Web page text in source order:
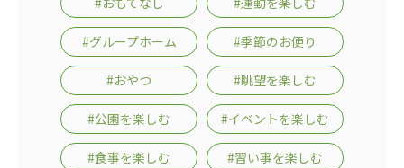
#グループホーム #季節のお便り
#おやつ #眺望を楽しむ
#公園を楽しむ #イベントを楽しむ
#食事を楽しむ #習い事を楽しむ